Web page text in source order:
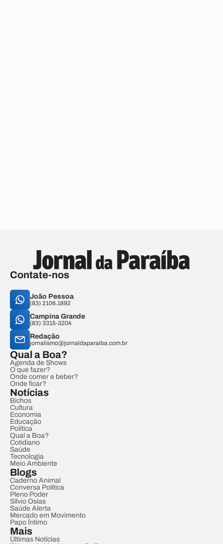
Contate-nos
João Pessoa
(83) 2106.1892
Campina Grande
(83) 3315-3204
Redação
jornalismo@jornaldaparaiba.com.br
Qual a Boa?
Agenda de Shows
O que fazer?
Onde comer e beber?
Onde ficar?
Notícias
Bichos
Cultura
Economia
Educação
Política
Qual a Boa?
Cotidiano
Saúde
Tecnologia
Meio Ambiente
Blogs
Caderno Animal
Conversa Política
Pleno Poder
Sílvio Osias
Saúde Alerta
Mercado em Movimento
Papo Íntimo
Mais
Últimas Notícias